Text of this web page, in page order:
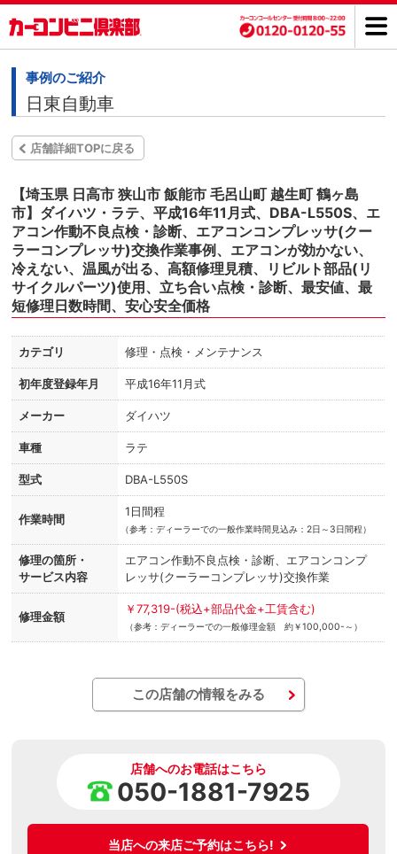
事例のご紹介
日東自動車
店舗詳細TOPに戻る
【埼玉県 日高市 狭山市 飯能市 毛呂山町 越生町 鶴ヶ島
市】ダイハツ・ラテ、平成16年11月式、DBA-L550S、エ
アコン作動不良点検・診断、エアコンコンプレッサ(クー
ラーコンプレッサ)交換作業事例、エアコンが効かない、
冷えない、温風が出る、高額修理見積、リビルト部品(リ
サイクルパーツ)使用、立ち合い点検・診断、最安値、最
短修理日数時間、安心安全価格
カテゴリ 修理・点検・メンテナンス
初年度登録年月 平成16年11月式
メーカー ダイハツ
車種 ラテ
型式 DBA-L550S
作業時間
1日間程
（参考：ディーラーでの一般作業時間見込み：2日～3日間程）
修理の箇所・
サービス内容
エアコン作動不良点検・診断、エアコンコンプ
レッサ(クーラーコンプレッサ)交換作業
修理金額
￥77,319-(税込+部品代金+工賃含む)
（参考：ディーラーでの一般修理金額 約￥100,000-～）
この店舗の情報をみる
店舗へのお電話はこちら
050-1881-7925
当店への来店ご予約はこちら!